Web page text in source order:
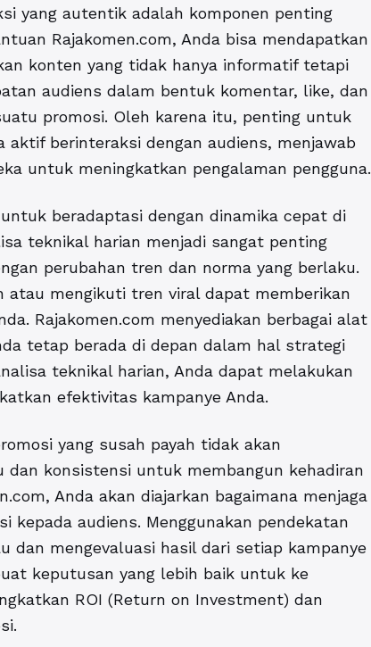
yang autentik adalah komponen penting
Rajakomen.com, Anda bisa mendapatkan
konten yang tidak hanya informatif tetapi
audiens dalam bentuk komentar, like, dan
promosi. Oleh karena itu, penting untuk
berinteraksi dengan audiens, menjawab
untuk meningkatkan pengalaman pengguna.
beradaptasi dengan dinamika cepat di
teknikal harian menjadi sangat penting
perubahan tren dan norma yang berlaku.
atau mengikuti tren viral dapat memberikan
Rajakomen.com menyediakan berbagai alat
tetap berada di depan dalam hal strategi
teknikal harian, Anda dapat melakukan
efektivitas kampanye Anda.
yang susah payah tidak akan
konsistensi untuk membangun kehadiran
Anda akan diajarkan bagaimana menjaga
kepada audiens. Menggunakan pendekatan
dan mengevaluasi hasil dari setiap kampanye
keputusan yang lebih baik untuk ke
ROI (Return on Investment) dan